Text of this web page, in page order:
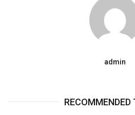
admin
RECOMMENDED